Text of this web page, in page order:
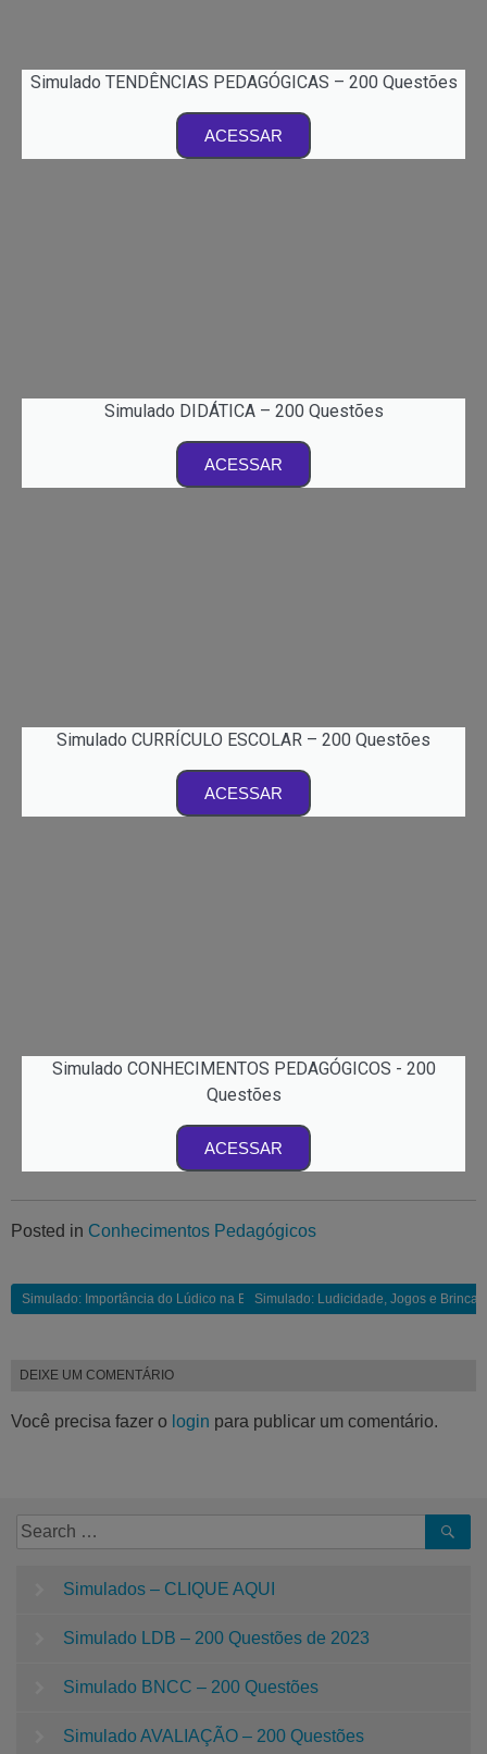
Simulado TENDÊNCIAS PEDAGÓGICAS – 200 Questões
ACESSAR
Simulado DIDÁTICA – 200 Questões
ACESSAR
Simulado CURRÍCULO ESCOLAR – 200 Questões
ACESSAR
Simulado CONHECIMENTOS PEDAGÓGICOS - 200
Questões
ACESSAR
Posted in Conhecimentos Pedagógicos
Simulado: Importância do Lúdico na Educação | 1 pdf para baixar
Simulado: Ludicidade, Jogos e
DEIXE UM COMENTÁRIO
Você precisa fazer o login para publicar um comentário.
Simulados – CLIQUE AQUI
Simulado LDB – 200 Questões de 2023
Simulado BNCC – 200 Questões
Simulado AVALIAÇÃO – 200 Questões